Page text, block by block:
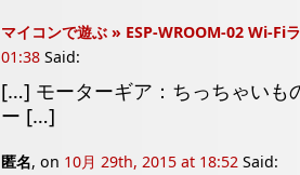
マイコンで遊ぶ » ESP-WROOM-02 Wi-Fi
01:38Said:
[…] モーターギア：ちっちゃいも
ー […]
匿名, on 10月 29th, 2015 at 18:52Said: